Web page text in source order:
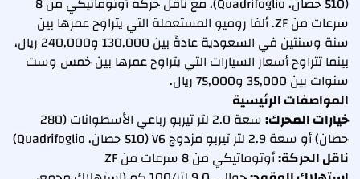
سرعات من ZF. ألفا روميو المستعملة التي يتراوح عمرها بين
سنة وسنتين في السعودية عادةً بين 130,000 و240,000 ريال،
بينما تتراوح أسعار السيارات التي يتراوح عمرها بين خمس وست
سنوات بين 35,000 و75,000 ريال.
المواصفات الرئيسية
خيارات المحرك:
سعة 2.0 لتر تيربو رباعي الأسطوانات (280
حصان) أو سعة 2.9 لتر تيربو مزدوج V6 (510 حصان، Quadrifoglio)
ناقل الحركة:أوتوماتيكي من 8 سرعات من ZF